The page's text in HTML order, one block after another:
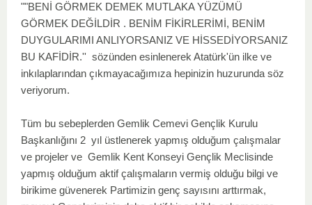
""BENİ GÖRMEK DEMEK MUTLAKA YÜZÜMÜ
GÖRMEK DEĞİLDİR . BENİM FİKİRLERİMİ, BENİM
DUYGULARIMI ANLIYORSANIZ VE HİSSEDİYORSANIZ
BU KAFİDİR.'' sözünden esinlenerek Atatürk'ün ilke ve
inkılaplarından çıkmayacağımıza hepinizin huzurunda söz
veriyorum.
Tüm bu sebeplerden Gemlik Cemevi Gençlik Kurulu
Başkanlığını 2 yıl üstlenerek yapmış olduğum çalışmalar
ve projeler ve Gemlik Kent Konseyi Gençlik Meclisinde
yapmış olduğum aktif çalışmaların vermiş olduğu bilgi ve
birikime güvenerek Partimizin genç sayısını arttırmak,